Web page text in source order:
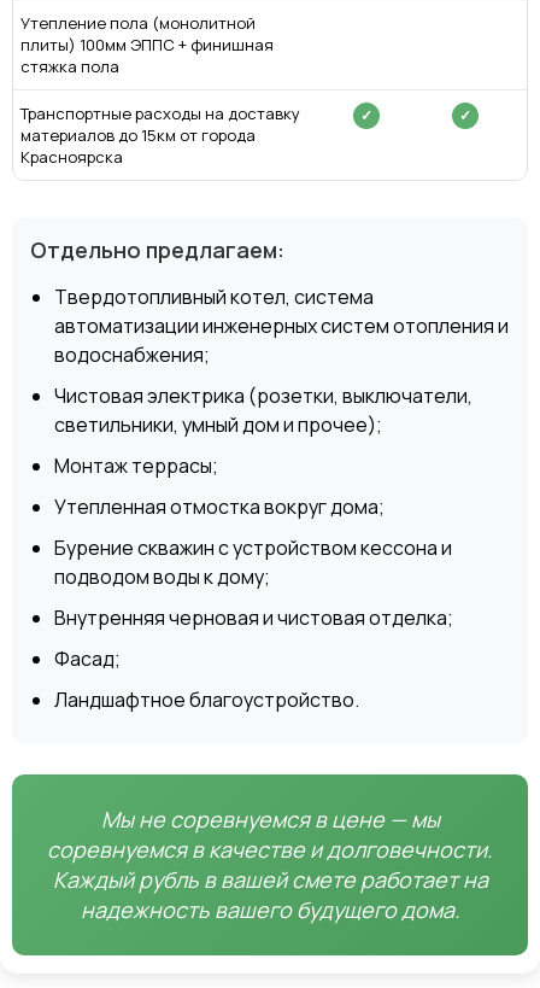
Утепление пола (монолитной
плиты) 100мм ЭППС + финишная
стяжка пола
Транспортные расходы на доставку
материалов до 15км от города
Красноярска
✓ ✓
Отдельно предлагаем:
Твердотопливный котел, система
автоматизации инженерных систем отопления и
водоснабжения;
Чистовая электрика (розетки, выключатели,
светильники, умный дом и прочее);
Монтаж террасы;
Утепленная отмостка вокруг дома;
Бурение скважин с устройством кессона и
подводом воды к дому;
Внутренняя черновая и чистовая отделка;
Фасад;
Ландшафтное благоустройство.
Мы не соревнуемся в цене — мы
соревнуемся в качестве и долговечности.
Каждый рубль в вашей смете работает на
надежность вашего будущего дома.